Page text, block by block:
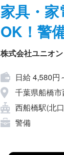
家具・
OK！警
株式会社ユニオン
日給 4,580円
千葉県船橋
西船橋駅(北
警備